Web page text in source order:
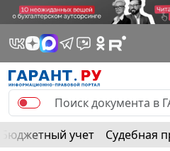
Бюджетный учет Судебная